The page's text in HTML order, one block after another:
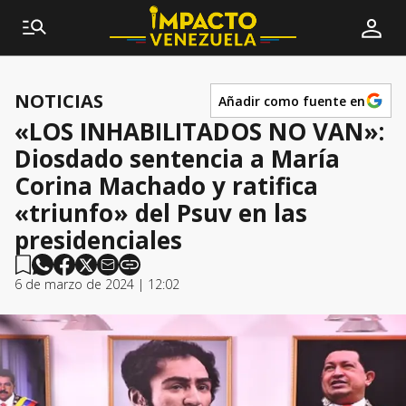
NOTICIAS Añadir como fuente en
«LOS INHABILITADOS NO VAN»:
Diosdado sentencia a María
Corina Machado y ratifica
«triunfo» del Psuv en las
presidenciales
6 de marzo de 2024 | 12:02